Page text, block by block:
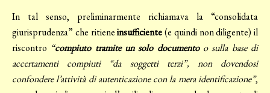
In tal senso, preliminarmente richiamava la “consolidata
giurisprudenza” che ritieneinsufficiente(e quindi non diligente) il
riscontro “compiuto tramite un solo documentoo sulla base di
accertamenti compiuti “da soggetti terzi”, non dovendosi
confondere l’attività di autenticazione con la mera identificazione”,